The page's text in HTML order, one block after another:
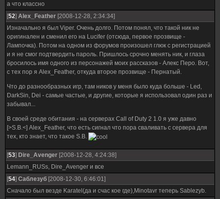
а что классно
[52] Alex_Feather [2008-12-28, 2:34:34]
Изначально я был Viper. Очень долго. Потом понял, что такой ник не
оригинален и сменил его на Lucifer (отсюда, первое прозвище -
Лампочка). Потом на одном из форумов произошел глюк с регистрацией
и я не смог подтвердить пароль. Пришлось срочно менять ник, и глаза
бросилось имя одного из персонажей моих рассказов - Алекс Перо. Вот,
с тех пор я Alex_Feather, откуда второе прозвище - Пернатый.
Что до разнообразных игр, там ников у меня было куда больше - Led,
DarkSin, Dei - самые частые, и другие, которые я использовал один раз и
забывал...
В своей среде обитания - на серверах Call of Duty 2 1.0 я уже давно
[>S.B.<] Alex_Feather, что есть сигнал что пора сваливать с сервера для
тех, кто знает, что такое S.B.
[53] Dire_Avenger [2008-12-28, 4:24:38]
Lemann_RUSs, Dire_Avenger и все
[54] Саблезуб [2008-12-30, 6:46:01]
Сначало был везде Karatel(да и счас кое где),Мinotavr теперь Sablezyb.